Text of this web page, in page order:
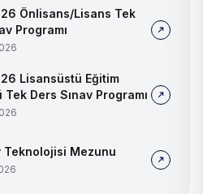
Önlisans/Lisans Tek
Programı
Lisansüstü Eğitim
Tek Ders Sınav Programı
Teknolojisi Mezunu